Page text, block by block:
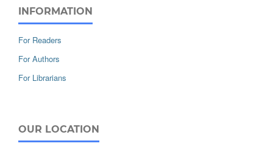
INFORMATION
For Readers
For Authors
For Librarians
OUR LOCATION